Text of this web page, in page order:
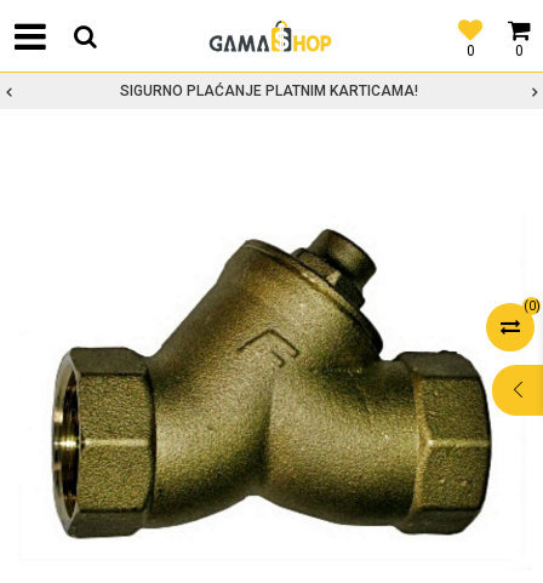
0
0
SIGURNO PLAĆANJE PLATNIM KARTICAMA!
(0)
POMOĆ PRI
KUPOVINI